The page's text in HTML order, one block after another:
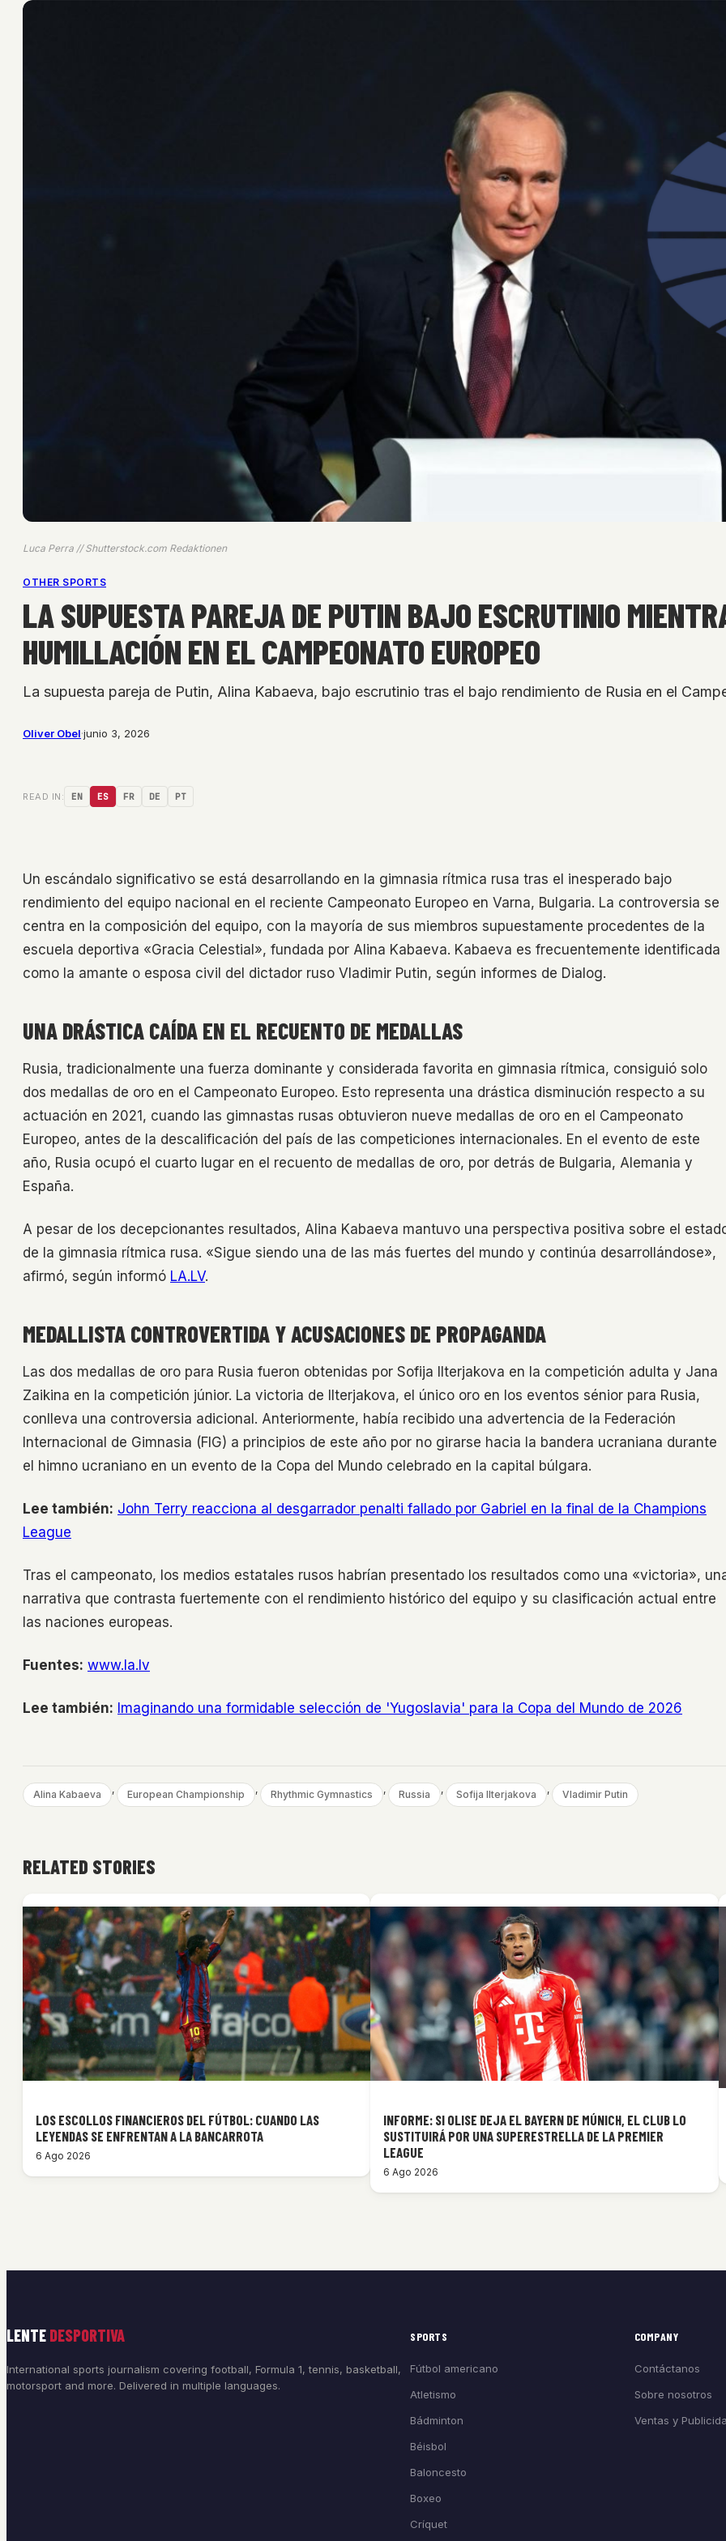
Luca Perra // Shutterstock.com Redaktionen
OTHER SPORTS
LA SUPUESTA PAREJA DE PUTIN BAJO ESCRUTINIO
HUMILLACIÓN EN EL CAMPEONATO EUROPEO
La supuesta pareja de Putin, Alina Kabaeva, bajo escrutinio tras el bajo rendimiento de Rusia en el
Oliver Obel·junio 3, 2026
READ IN: EN ES FR DE PT
Un escándalo significativo se está desarrollando en la gimnasia rítmica rusa tras el inesperado bajo
rendimiento del equipo nacional en el reciente Campeonato Europeo en Varna, Bulgaria. La controversia se
centra en la composición del equipo, con la mayoría de sus miembros supuestamente procedentes de la
escuela deportiva «Gracia Celestial», fundada por Alina Kabaeva. Kabaeva es frecuentemente identificada
como la amante o esposa civil del dictador ruso Vladimir Putin, según informes de Dialog.
UNA DRÁSTICA CAÍDA EN EL RECUENTO DE MEDALLAS
Rusia, tradicionalmente una fuerza dominante y considerada favorita en gimnasia rítmica, consiguió solo
dos medallas de oro en el Campeonato Europeo. Esto representa una drástica disminución respecto a su
actuación en 2021, cuando las gimnastas rusas obtuvieron nueve medallas de oro en el Campeonato
Europeo, antes de la descalificación del país de las competiciones internacionales. En el evento de este
año, Rusia ocupó el cuarto lugar en el recuento de medallas de oro, por detrás de Bulgaria, Alemania y
España.
A pesar de los decepcionantes resultados, Alina Kabaeva mantuvo una perspectiva positiva sobre el
de la gimnasia rítmica rusa. «Sigue siendo una de las más fuertes del mundo y continúa desarrollándose»,
afirmó, según informó LA.LV.
MEDALLISTA CONTROVERTIDA Y ACUSACIONES DE PROPAGANDA
Las dos medallas de oro para Rusia fueron obtenidas por Sofija Ilterjakova en la competición adulta y Jana
Zaikina en la competición júnior. La victoria de Ilterjakova, el único oro en los eventos sénior para Rusia,
conlleva una controversia adicional. Anteriormente, había recibido una advertencia de la Federación
Internacional de Gimnasia (FIG) a principios de este año por no girarse hacia la bandera ucraniana durante
el himno ucraniano en un evento de la Copa del Mundo celebrado en la capital búlgara.
Lee también: John Terry reacciona al desgarrador penalti fallado por Gabriel en la final de la Champions
League
Tras el campeonato, los medios estatales rusos habrían presentado los resultados como una «victoria»,
narrativa que contrasta fuertemente con el rendimiento histórico del equipo y su clasificación actual entre
las naciones europeas.
Fuentes: www.la.lv
Lee también: Imaginando una formidable selección de 'Yugoslavia' para la Copa del Mundo de 2026
Alina Kabaeva , European Championship , Rhythmic Gymnastics , Russia , Sofija Ilterjakova , Vladimir Putin
RELATED STORIES
LOS ESCOLLOS FINANCIEROS DEL FÚTBOL: CUANDO LAS
LEYENDAS SE ENFRENTAN A LA BANCARROTA
6 Ago 2026
INFORME: SI OLISE DEJA EL BAYERN DE MÚNICH, EL CLUB LO
SUSTITUIRÁ POR UNA SUPERESTRELLA DE LA PREMIER
LEAGUE
6 Ago 2026
LENTE DESPORTIVA
International sports journalism covering football, Formula 1, tennis, basketball,
motorsport and more. Delivered in multiple languages.
SPORTS
Fútbol americano
Atletismo
Bádminton
Béisbol
Baloncesto
Boxeo
Críquet
COMPANY
Contáctanos
Sobre nosotros
Ventas y